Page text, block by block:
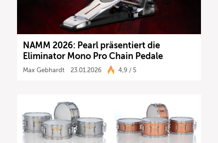
NAMM 2026: Pearl präsentiert die
Eliminator Mono Pro Chain Pedale
Max Gebhardt 23.01.2026 4,9 / 5